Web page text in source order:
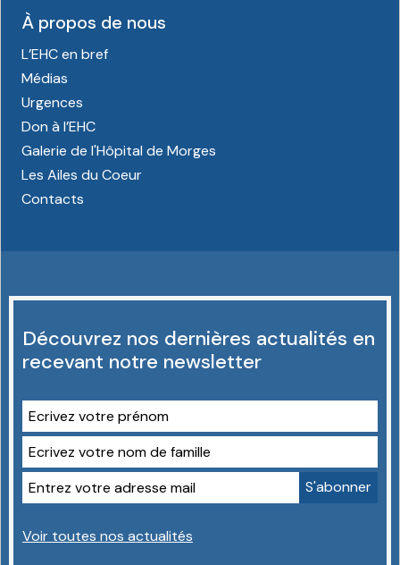
À propos de nous
L’EHC en bref
Médias
Urgences
Don à l’EHC
Galerie de l'Hôpital de Morges
Les Ailes du Coeur
Contacts
Découvrez nos dernières actualités en
recevant notre newsletter
Voir toutes nos actualités